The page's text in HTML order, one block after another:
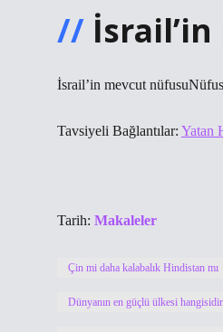
İsrail’in mevcut
Tavsiyeli Bağlantılar: Yatan
Tarih: Makaleler
Çin mi daha kalabalık Hindistan mı
Dünyanın en güçlü ülkesi hangisidir